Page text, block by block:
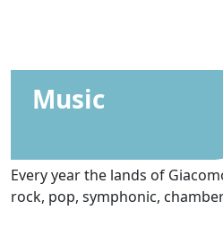
Music
Every year the lands of
rock, pop, symphonic,